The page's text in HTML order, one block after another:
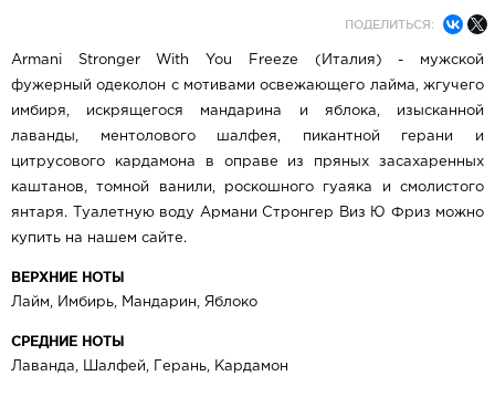
ПОДЕЛИТЬСЯ:
Armani Stronger With You Freeze (Италия) - мужской
фужерный одеколон с мотивами освежающего лайма, жгучего
имбиря, искрящегося мандарина и яблока, изысканной
лаванды, ментолового шалфея, пикантной герани и
цитрусового кардамона в оправе из пряных засахаренных
каштанов, томной ванили, роскошного гуаяка и смолистого
янтаря. Туалетную воду Армани Стронгер Виз Ю Фриз можно
купить на нашем сайте.
ВЕРХНИЕ НОТЫ
Лайм, Имбирь, Мандарин, Яблоко
СРЕДНИЕ НОТЫ
Лаванда, Шалфей, Герань, Кардамон